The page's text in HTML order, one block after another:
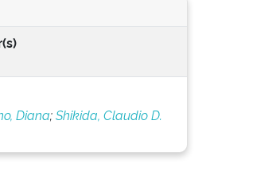
Diana;Shikida, Claudio D.